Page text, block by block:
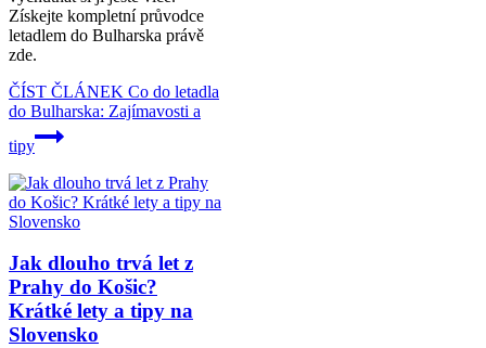
Získejte kompletní průvodce
letadlem do Bulharska právě
zde.
ČÍST ČLÁNEK Co do letadla
do Bulharska: Zajímavosti a
tipy
Jak dlouho trvá let z
Prahy do Košic?
Krátké lety a tipy na
Slovensko